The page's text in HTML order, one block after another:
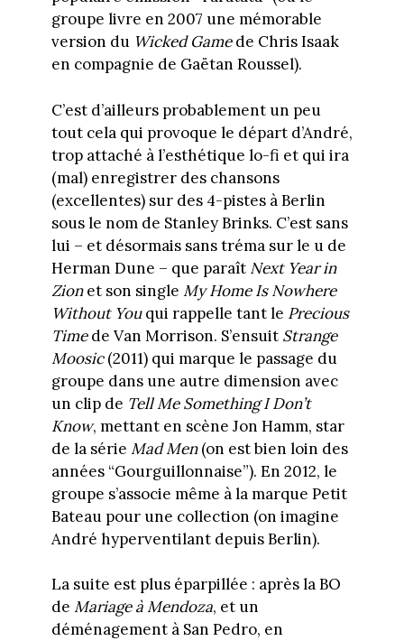
groupe livre en 2007 une mémorable
version du Wicked Gamede Chris Isaak
en compagnie de Gaëtan Roussel).
C’est d’ailleurs probablement un peu
tout cela qui provoque le départ d’André,
trop attaché à l’esthétique lo-fi et qui ira
(mal) enregistrer des chansons
(excellentes) sur des 4-pistes à Berlin
sous le nom de Stanley Brinks. C’est sans
lui – et désormais sans tréma sur le u de
Herman Dune – que paraît Next Year in
Zionet son single My Home Is Nowhere
Without Youqui rappelle tant le Precious
Timede Van Morrison. S’ensuit Strange
Moosic(2011) qui marque le passage du
groupe dans une autre dimension avec
un clip de Tell Me Something I Don’t
Know, mettant en scène Jon Hamm, star
de la série Mad Men(on est bien loin des
années “Gourguillonnaise”). En 2012, le
groupe s’associe même à la marque Petit
Bateau pour une collection (on imagine
André hyperventilant depuis Berlin).
La suite est plus éparpillée : après la BO
de Mariage à Mendoza, et un
déménagement à San Pedro, en